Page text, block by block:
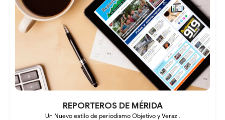
REPORTEROS DE MÉRIDA
Un Nuevo estilo de periodismo Objetivo y Veraz .